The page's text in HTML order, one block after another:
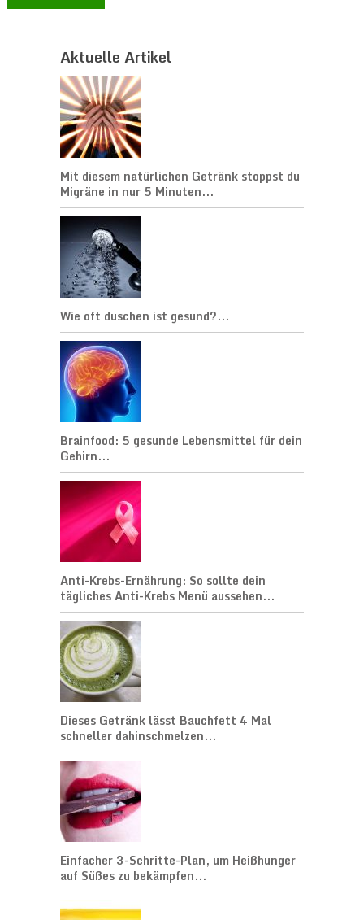
Aktuelle Artikel
Mit diesem natürlichen Getränk stoppst du
Migräne in nur 5 Minuten...
Wie oft duschen ist gesund?...
Brainfood: 5 gesunde Lebensmittel für dein
Gehirn...
Anti-Krebs-Ernährung: So sollte dein
tägliches Anti-Krebs Menü aussehen...
Dieses Getränk lässt Bauchfett 4 Mal
schneller dahinschmelzen...
Einfacher 3-Schritte-Plan, um Heißhunger
auf Süßes zu bekämpfen...